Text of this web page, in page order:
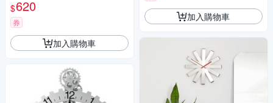
$620
券
加入購物車
加入購物車